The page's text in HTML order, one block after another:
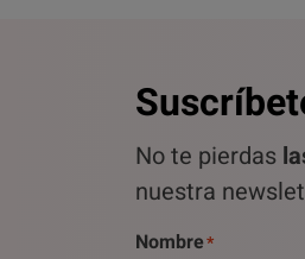
No te pierdas
nuestra
Nombre